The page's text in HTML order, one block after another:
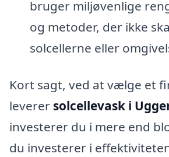
bruger miljøvenlige
og metoder, der ikke
solcellerne eller
Kort sagt, ved at vælge et
leverer solcellevask i
investerer du i mere end
du investerer i